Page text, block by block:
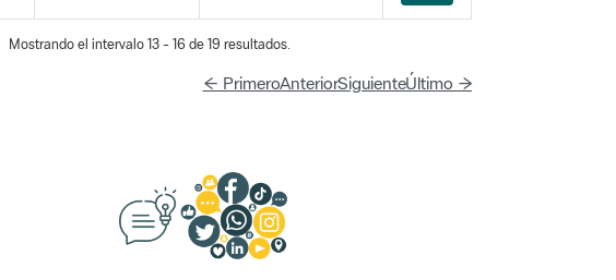
Mostrando el intervalo 13 - 16 de 19 resultados.
← PrimeroAnteriorSiguienteÚltimo →